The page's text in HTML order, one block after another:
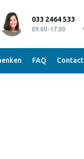
033 2464 533
09.00-17.00
FAQ Contact